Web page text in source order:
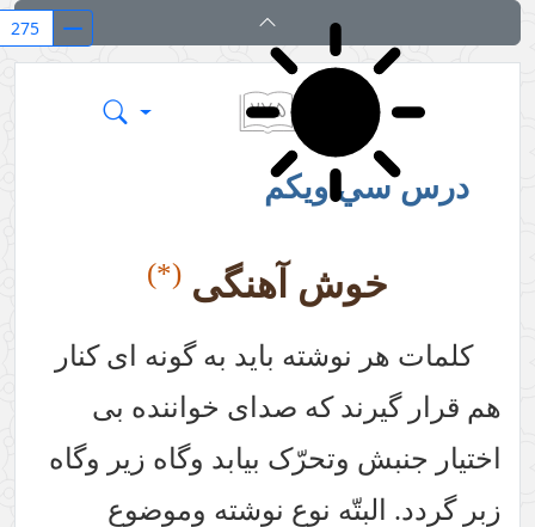
بر بال قلم ۲۷۵
درس سي ويكم
خوش آهنگی (*)
کلمات هر نوشته باید به گونه ای کنار
هم قرار گیرند که صدای خواننده بی
اختیار جنبش وتحرّک بیابد وگاه زیر وگاه
زبر گردد. البتّه نوع نوشته وموضوع